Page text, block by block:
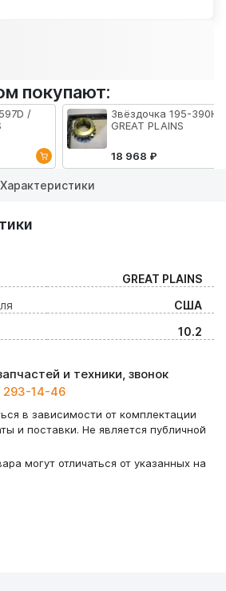
покупают:
/
Звёздочка 195-390H /
GREAT PLAINS
18 968 ₽
Характеристики
GREAT PLAINS
США
10.2
и техники, звонок
293-14-46
в зависимости от комплектации
и поставки. Не является публичной
могут отличаться от указанных на